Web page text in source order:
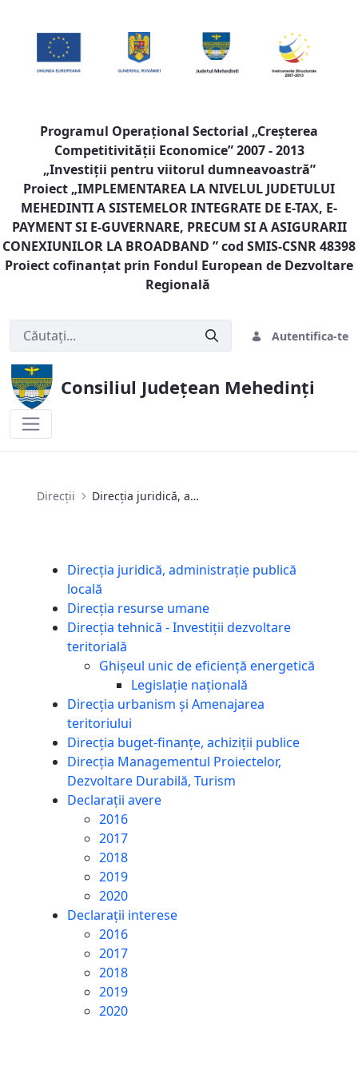
Programul Operaţional Sectorial „Creşterea
Competitivităţii Economice” 2007 - 2013
„Investiţii pentru viitorul dumneavoastră”
Proiect „IMPLEMENTAREA LA NIVELUL JUDETULUI
MEHEDINTI A SISTEMELOR INTEGRATE DE E-TAX, E-
PAYMENT SI E-GUVERNARE, PRECUM SI A ASIGURARII
CONEXIUNILOR LA BROADBAND ” cod SMIS-CSNR 48398
Proiect cofinanţat prin Fondul European de Dezvoltare
Regională
Autentifica-te
Consiliul Județean Mehedinți
Direcții Direcția juridică, administrație publică locală
Direcția juridică, administrație publică
locală
Direcția resurse umane
Direcția tehnică - Investiții dezvoltare
teritorială
Ghișeul unic de eficiență energetică
Legislaţie națională
Direcția urbanism și Amenajarea
teritoriului
Direcția buget-finanțe, achiziții publice
Direcția Managementul Proiectelor,
Dezvoltare Durabilă, Turism
Declarații avere
2016
2017
2018
2019
2020
Declarații interese
2016
2017
2018
2019
2020